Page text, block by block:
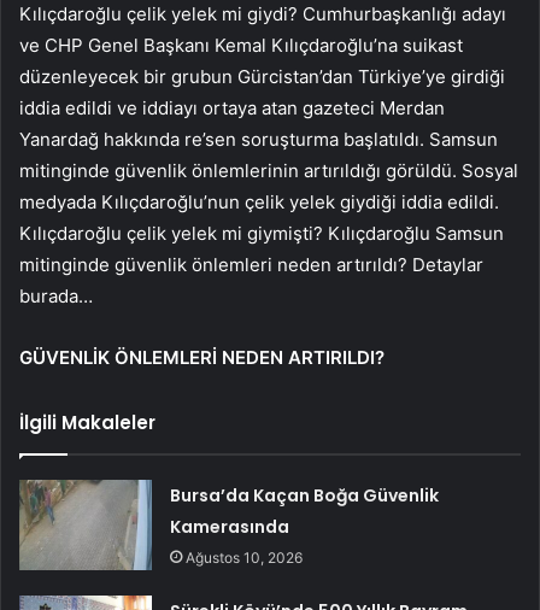
Kılıçdaroğlu çelik yelek mi giydi? Cumhurbaşkanlığı adayı
ve CHP Genel Başkanı Kemal Kılıçdaroğlu’na suikast
düzenleyecek bir grubun Gürcistan’dan Türkiye’ye girdiği
iddia edildi ve iddiayı ortaya atan gazeteci Merdan
Yanardağ hakkında re’sen soruşturma başlatıldı. Samsun
mitinginde güvenlik önlemlerinin artırıldığı görüldü. Sosyal
medyada Kılıçdaroğlu’nun çelik yelek giydiği iddia edildi.
Kılıçdaroğlu çelik yelek mi giymişti? Kılıçdaroğlu Samsun
mitinginde güvenlik önlemleri neden artırıldı? Detaylar
burada…
GÜVENLİK ÖNLEMLERİ NEDEN ARTIRILDI?
İlgili Makaleler
Bursa’da Kaçan Boğa Güvenlik
Kamerasında
Ağustos 10, 2026